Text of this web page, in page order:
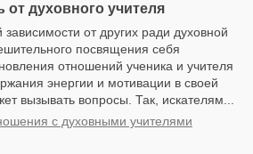
духовного учителя
от других ради духовной
посвящения себя
отношений ученика и учителя
энергии и мотивации в своей
вызывать вопросы. Так, искателям...
с духовными учителями